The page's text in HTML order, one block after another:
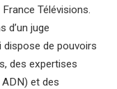
Télévisions.
d’un juge
dispose de pouvoirs
des expertises
et des